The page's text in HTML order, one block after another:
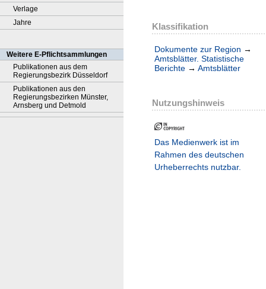
Verlage
Jahre
Weitere E-Pflichtsammlungen
Publikationen aus dem
Regierungsbezirk Düsseldorf
Publikationen aus den
Regierungsbezirken Münster,
Arnsberg und Detmold
Klassifikation
Dokumente zur Region →
Amtsblätter. Statistische
Berichte → Amtsblätter
Nutzungshinweis
Das Medienwerk ist im
Rahmen des deutschen
Urheberrechts nutzbar.